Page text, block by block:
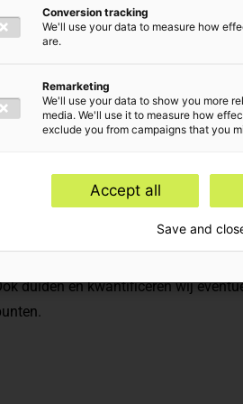
grondexploitaties? Baker Tilly
duiden en kwantificeren wij
Conversion tracking
We'll use your data to measure how
are.
Remarketing
We'll use your data to show you more
media. We'll use it to measure how
exclude you from campaigns that you
Accept all
Save and